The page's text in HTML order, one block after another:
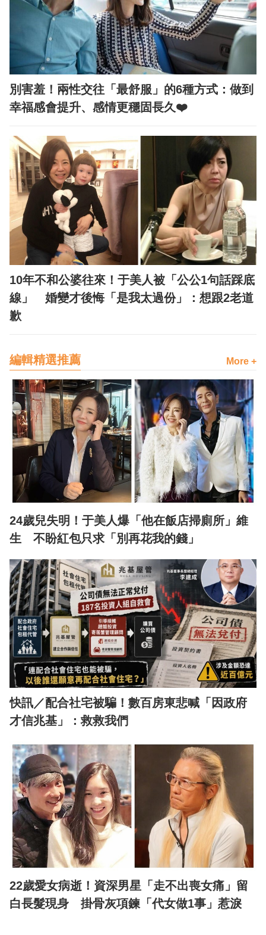
別害羞！兩性交往「最舒服」的6種方式：做到
幸福感會提升、感情更穩固長久❤️
10年不和公婆往來！于美人被「公公1句話踩底
線」 婚變才後悔「是我太過份」：想跟2老道
歉
編輯精選推薦 More +
24歲兒失明！于美人爆「他在飯店掃廁所」維
生 不盼紅包只求「別再花我的錢」
快訊／配合社宅被騙！數百房東悲喊「因政府
才信兆基」：救救我們
22歲愛女病逝！資深男星「走不出喪女痛」留
白長髮現身 掛骨灰項鍊「代女做1事」惹淚